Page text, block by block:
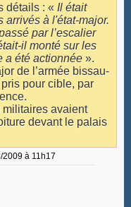
détails : « Il était
arrivés à l'état-major.
par l’escalier
il monté sur les
a été actionnée ».
de l’armée bissau-
pour cible, par
militaires avaient
devant le palais
2009 à 11h17